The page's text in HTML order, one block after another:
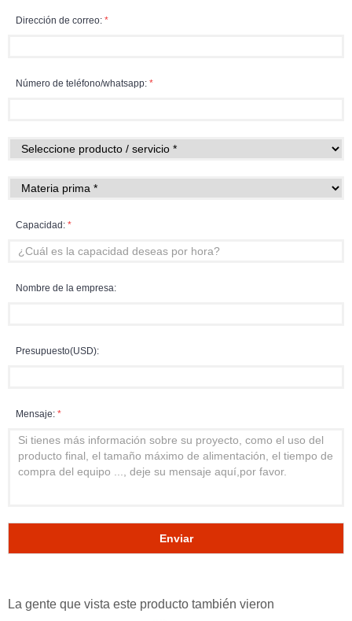
Dirección de correo: *
Número de teléfono/whatsapp: *
Capacidad: *
Nombre de la empresa:
Presupuesto(USD):
Mensaje: *
Enviar
La gente que vista este producto también vieron